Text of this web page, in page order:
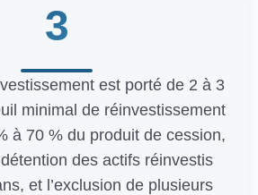
3
est porté de 2 à 3
minimal de réinvestissement
à 70 % du produit de cession,
des actifs réinvestis
et l’exclusion de plusieurs